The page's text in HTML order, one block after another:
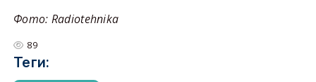
Фото: Radiotehnika
89
Теги: